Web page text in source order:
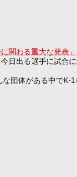
に関わる重大な発表
日出る選手に試合
団体がある中でK-